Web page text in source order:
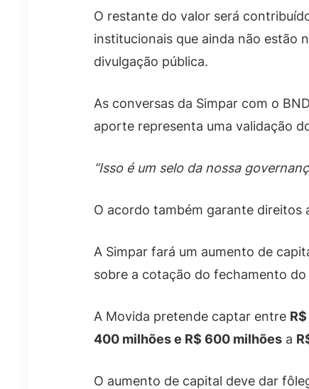
O restante do valor será
institucionais que ainda não estão
divulgação pública.
As conversas da Simpar com o
aporte representa uma validação
“Isso é um selo da nossa
O acordo também garante direitos
A Simpar fará um aumento de
sobre a cotação do fechamento
A Movida pretende captar entre
400 milhões e R$ 600 milhões a
O aumento de capital deve dar